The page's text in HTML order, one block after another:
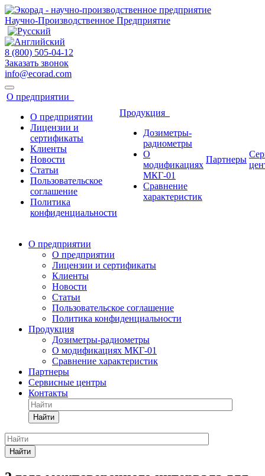
Научно-Производственное Предприятие
8 (800) 505-04-12
Заказать звонок
info@ecorad.com
О предприятии
О предприятии
Лицензии и
сертификаты
Клиенты
Новости
Статьи
Пользовательское
соглашение
Политика
конфиденциальности
Продукция
Дозиметры-
радиометры
О
модификациях
МКГ-01
Сравнение
характеристик
Партнеры
О предприятии
О предприятии
Лицензии и сертификаты
Клиенты
Новости
Статьи
Пользовательское соглашение
Политика конфиденциальности
Продукция
Дозиметры-радиометры
О модификациях МКГ-01
Сравнение характеристик
Партнеры
Сервисные центры
Контакты
Найти
Найти